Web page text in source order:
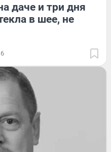
даче и три дня
в шее, не
6